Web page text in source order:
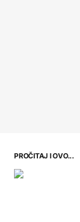
PROČITAJ I OVO...